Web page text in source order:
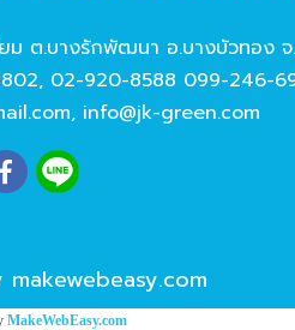
ต.บางรักพัฒนา อ.บางบัวทอง จ.
, 02-920-8588 099-246-
, info@jk-green.com
MakeWebEasy.com